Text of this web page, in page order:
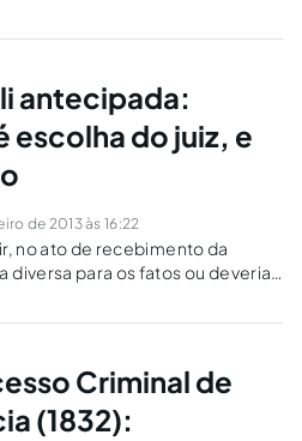
antecipada:
do juiz, e
de 2013 às 16:22
no ato de recebimento da
diversa para os fatos ou deveria
de suspender o processo?
Criminal de
(1832):